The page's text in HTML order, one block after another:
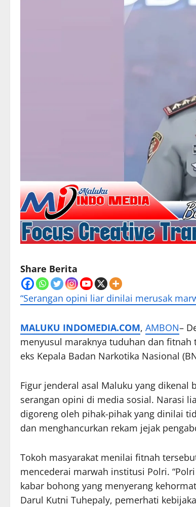
Share Berita
“Serangan opini liar dinilai merusak
MALUKU INDOMEDIA.COM, AMBON–
menyusul maraknya tuduhan dan fitnah
eks Kepala Badan Narkotika Nasional
Figur jenderal asal Maluku yang
serangan opini di media sosial. Narasi
digoreng oleh pihak-pihak yang dinilai
dan menghancurkan rekam jejak
Tokoh masyarakat menilai fitnah
mencederai marwah institusi Polri.
kabar bohong yang menyerang
Darul Kutni Tuhepaly, pemerhati